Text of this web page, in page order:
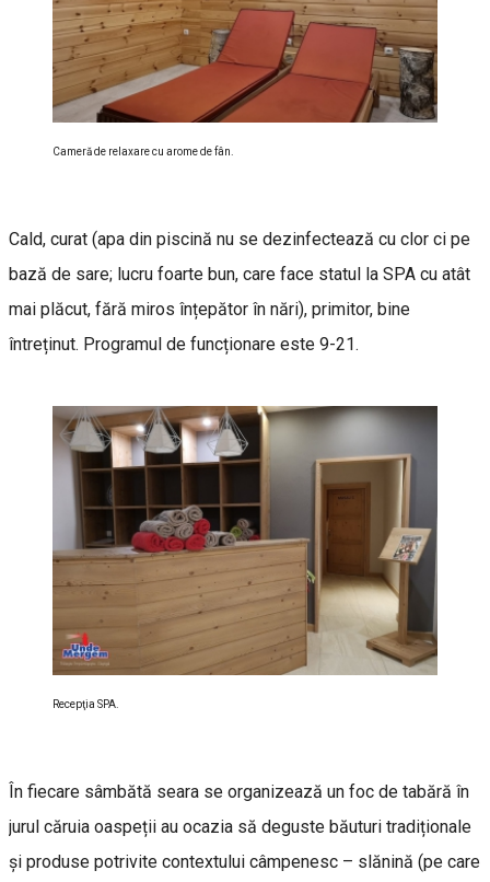
Cameră de relaxare cu arome de fân.
Cald, curat (apa din piscină nu se dezinfectează cu clor ci pe
bază de sare; lucru foarte bun, care face statul la SPA cu atât
mai plăcut, fără miros înțepător în nări), primitor, bine
întreținut. Programul de funcționare este 9-21.
Recepţia SPA.
În fiecare sâmbătă seara se organizează un foc de tabără în
jurul căruia oaspeții au ocazia să deguste băuturi tradiționale
și produse potrivite contextului câmpenesc – slănină (pe care